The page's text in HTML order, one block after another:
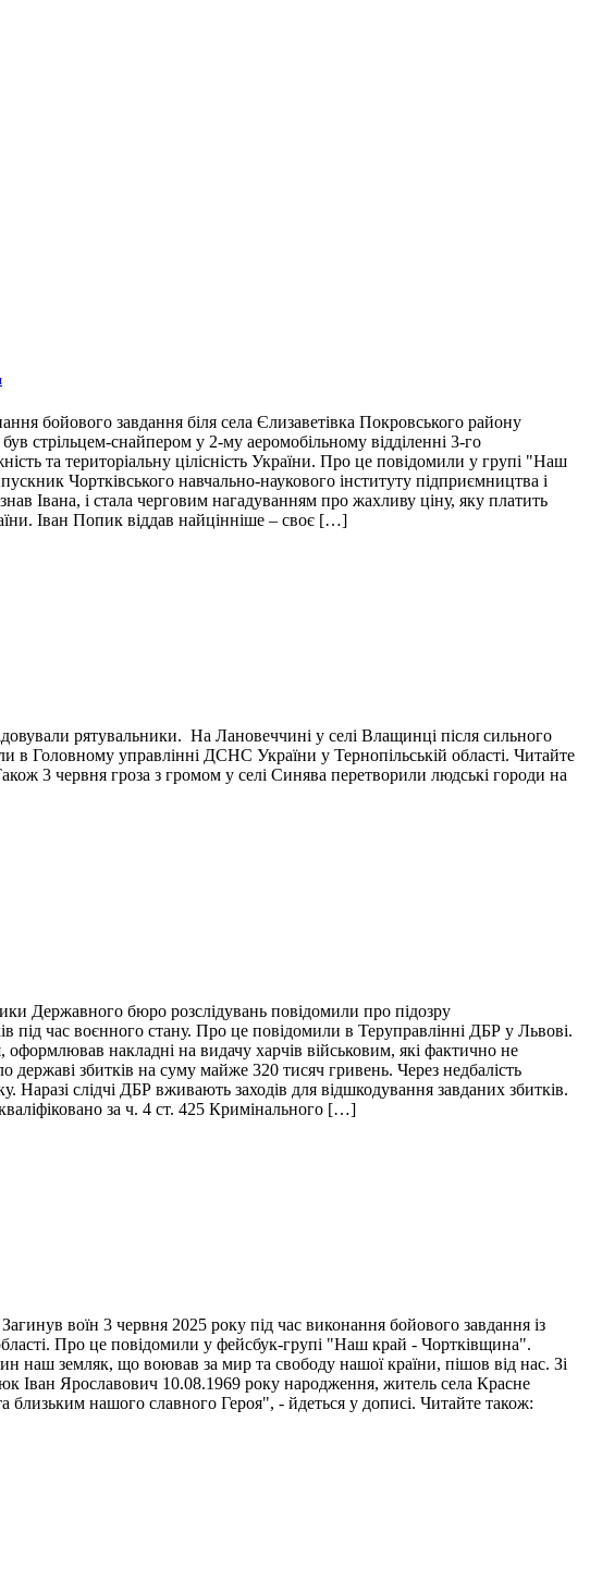
бойового завдання біля села Єлизаветівка Покровського району
стрільцем-снайпером у 2-му аеромобільному відділенні 3-го
та територіальну цілісність України. Про це повідомили у групі "Наш
Чортківського навчально-наукового інституту підприємництва і
Івана, і стала черговим нагадуванням про жахливу ціну, яку платить
Іван Попик віддав найцінніше – своє […]
рятувальники. На Лановеччині у селі Влащинці після сильного
Головному управлінні ДСНС України у Тернопільській області. Читайте
3 червня гроза з громом у селі Синява перетворили людські городи на
Державного бюро розслідувань повідомили про підозру
під час воєнного стану. Про це повідомили в Теруправлінні ДБР у Львові.
накладні на видачу харчів військовим, які фактично не
державі збитків на суму майже 320 тисяч гривень. Через недбалість
Наразі слідчі ДБР вживають заходів для відшкодування завданих збитків.
за ч. 4 ст. 425 Кримінального […]
воїн 3 червня 2025 року під час виконання бойового завдання із
Про це повідомили у фейсбук-групі "Наш край - Чортківщина".
наш земляк, що воював за мир та свободу нашої країни, пішов від нас. Зі
Іван Ярославович 10.08.1969 року народження, житель села Красне
нашого славного Героя", - йдеться у дописі. Читайте також: